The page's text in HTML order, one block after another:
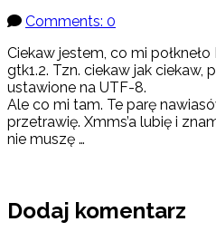
Comments: 0
Ciekaw jestem, co mi
gtk1.2. Tzn. ciekaw jak ciekaw,
ustawione na UTF-8.
Ale co mi tam. Te parę
przetrawię. Xmms’a lubię i
nie muszę …
Dodaj komentarz